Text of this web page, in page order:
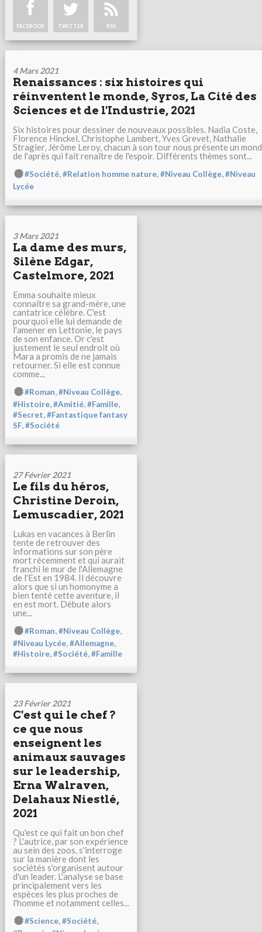
FACEBOOK TWITTER RSS
4 Mars 2021
Renaissances : six histoires qui
réinventent le monde, Syros, La Cité des
Sciences et de l'Industrie, 2021
Six histoires pour dessiner de nouveaux possibles. Nadia Coste,
Florence Hinckel, Christophe Lambert, Yves Grevet, Nathalie
Stragier, Jérôme Leroy, chacun à son tour nous présente un
de l'après qui fait renaître de l'espoir. Différents thèmes sont...
#Société #Relation homme nature #Niveau Collège #Niveau
Lycée
3 Mars 2021
La dame des murs,
Silène Edgar,
Castelmore, 2021
Emma souhaite mieux
connaître sa grand-mère, une
cantatrice célèbre. C'est
pourquoi elle lui demande de
l'amener en Lettonie, le pays
de son enfance. Or c'est
justement le seul endroit où
Mara a promis de ne jamais
retourner. Si elle est connue
comme...
#Roman #Niveau Collège
#Histoire,#Amitié,#Famille,
#Secret,#Fantastique fantasy
SF,#Société
27 Février 2021
Le fils du héros,
Christine Deroin,
Lemuscadier, 2021
Lukas en vacances à Berlin
tente de retrouver des
informations sur son père
mort récemment et qui aurait
franchi le mur de l'Allemagne
de l'Est en 1984. Il découvre
alors que si un homonyme a
bien tenté cette aventure, il
en est mort. Débute alors
une...
#Roman #Niveau Collège
#Niveau Lycée,#Allemagne,
#Histoire,#Société,#Famille
23 Février 2021
C'est qui le chef ?
ce que nous
enseignent les
animaux sauvages
sur le leadership,
Erna Walraven,
Delahaux Niestlé,
2021
Qu'est ce qui fait un bon chef
? L'autrice, par son expérience
au sein des zoos, s'interroge
sur la manière dont les
sociétés s'organisent autour
d'un leader. L'analyse se base
principalement vers les
espèces les plus proches de
l'homme et notamment celles...
#Science #Société